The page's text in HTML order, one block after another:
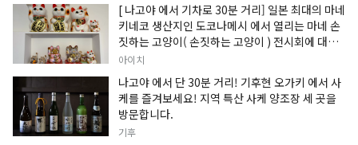
[ 나고야 에서 기차로 30분 거리] 일본 최대의 마네
키네코 생산지인 도코나메시 에서 열리는 마네 손
짓하는 고양이( 손짓하는 고양이 ) 전시회에 대한
정보입니다.
아이치
나고야 에서 단 30분 거리! 기후현 오가키 에서 사
케를 즐겨보세요! 지역 특산 사케 양조장 세 곳을
방문합니다.
기후